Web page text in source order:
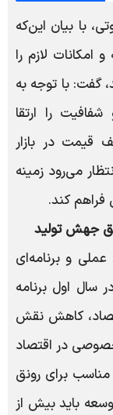
با بیان این‌که
لازم را
گفت: با توجه به
را ارتقا
در بازار
می‌رود زمینه
فراهم کند.
جهش تولید
و برنامه‌ای
اول برنامه
کاهش نقش
در اقتصاد
مناسب برای رونق
باید بیش از